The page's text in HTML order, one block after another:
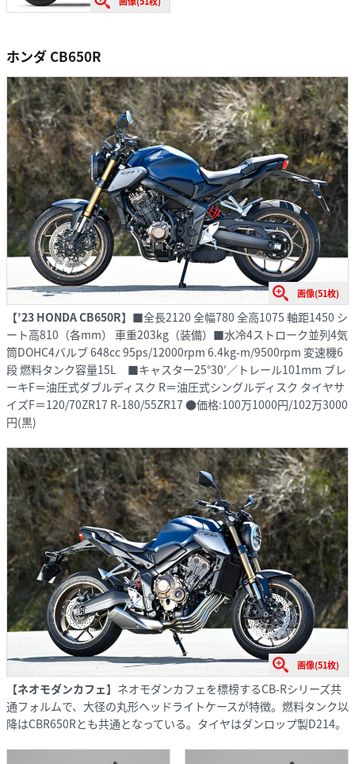
ホンダ CB650R
画像(51枚)
【’23 HONDA CB650R】 ■全長2120 全幅780 全高1075 軸距1450 シ
ート高810（各mm） 車重203kg（装備）■水冷4ストローク並列4気
筒DOHC4バルブ 648cc 95ps/12000rpm 6.4kg-m/9500rpm 変速機6
段 燃料タンク容量15L ■キャスター25°30′／トレール101mm ブレ
ーキF＝油圧式ダブルディスク R＝油圧式シングルディスク タイヤサ
イズF＝120/70ZR17 R-180/55ZR17 ●価格:100万1000円/102万3000
円(黒)
画像(51枚)
【ネオモダンカフェ】 ネオモダンカフェを標榜するCB-Rシリーズ共
通フォルムで、大径の丸形ヘッドライトケースが特徴。燃料タンク以
降はCBR650Rとも共通となっている。タイヤはダンロップ製D214。